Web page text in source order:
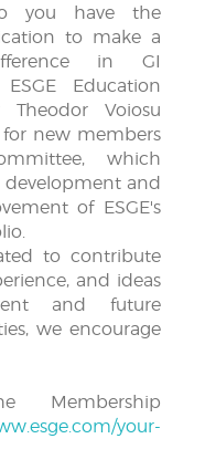
you have the
to make a
in GI
Education
Theodor Voiosu
for new members
which
and
of ESGE's
to contribute
and ideas
and future
we encourage
Membership
your-